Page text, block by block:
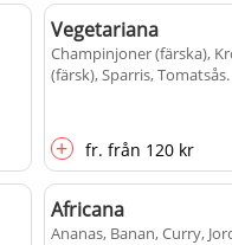
Vegetariana
Champinjoner (färska),
(färsk), Sparris, Tomatsås.
+ fr. från 120 kr
Africana
Ananas, Banan, Curry,